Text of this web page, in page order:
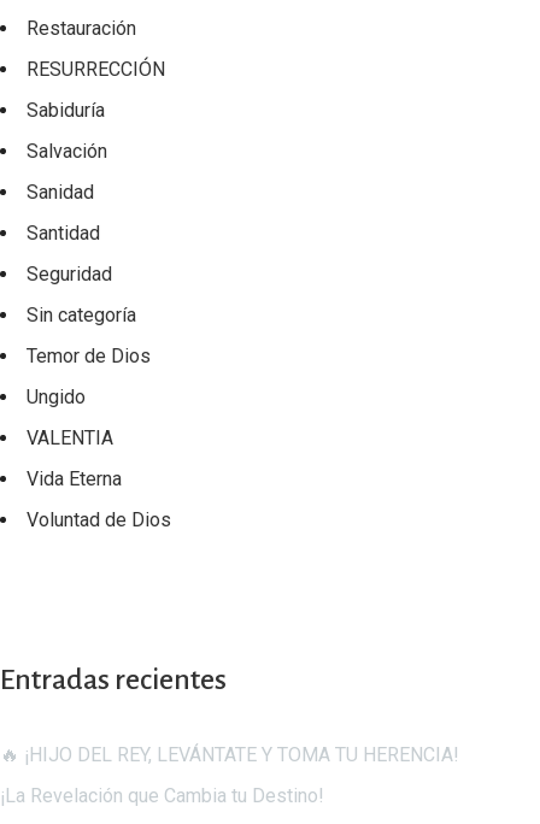
Restauración
RESURRECCIÓN
Sabiduría
Salvación
Sanidad
Santidad
Seguridad
Sin categoría
Temor de Dios
Ungido
VALENTIA
Vida Eterna
Voluntad de Dios
Entradas recientes
🔥 ¡HIJO DEL REY, LEVÁNTATE Y TOMA TU HERENCIA!
¡La Revelación que Cambia tu Destino!